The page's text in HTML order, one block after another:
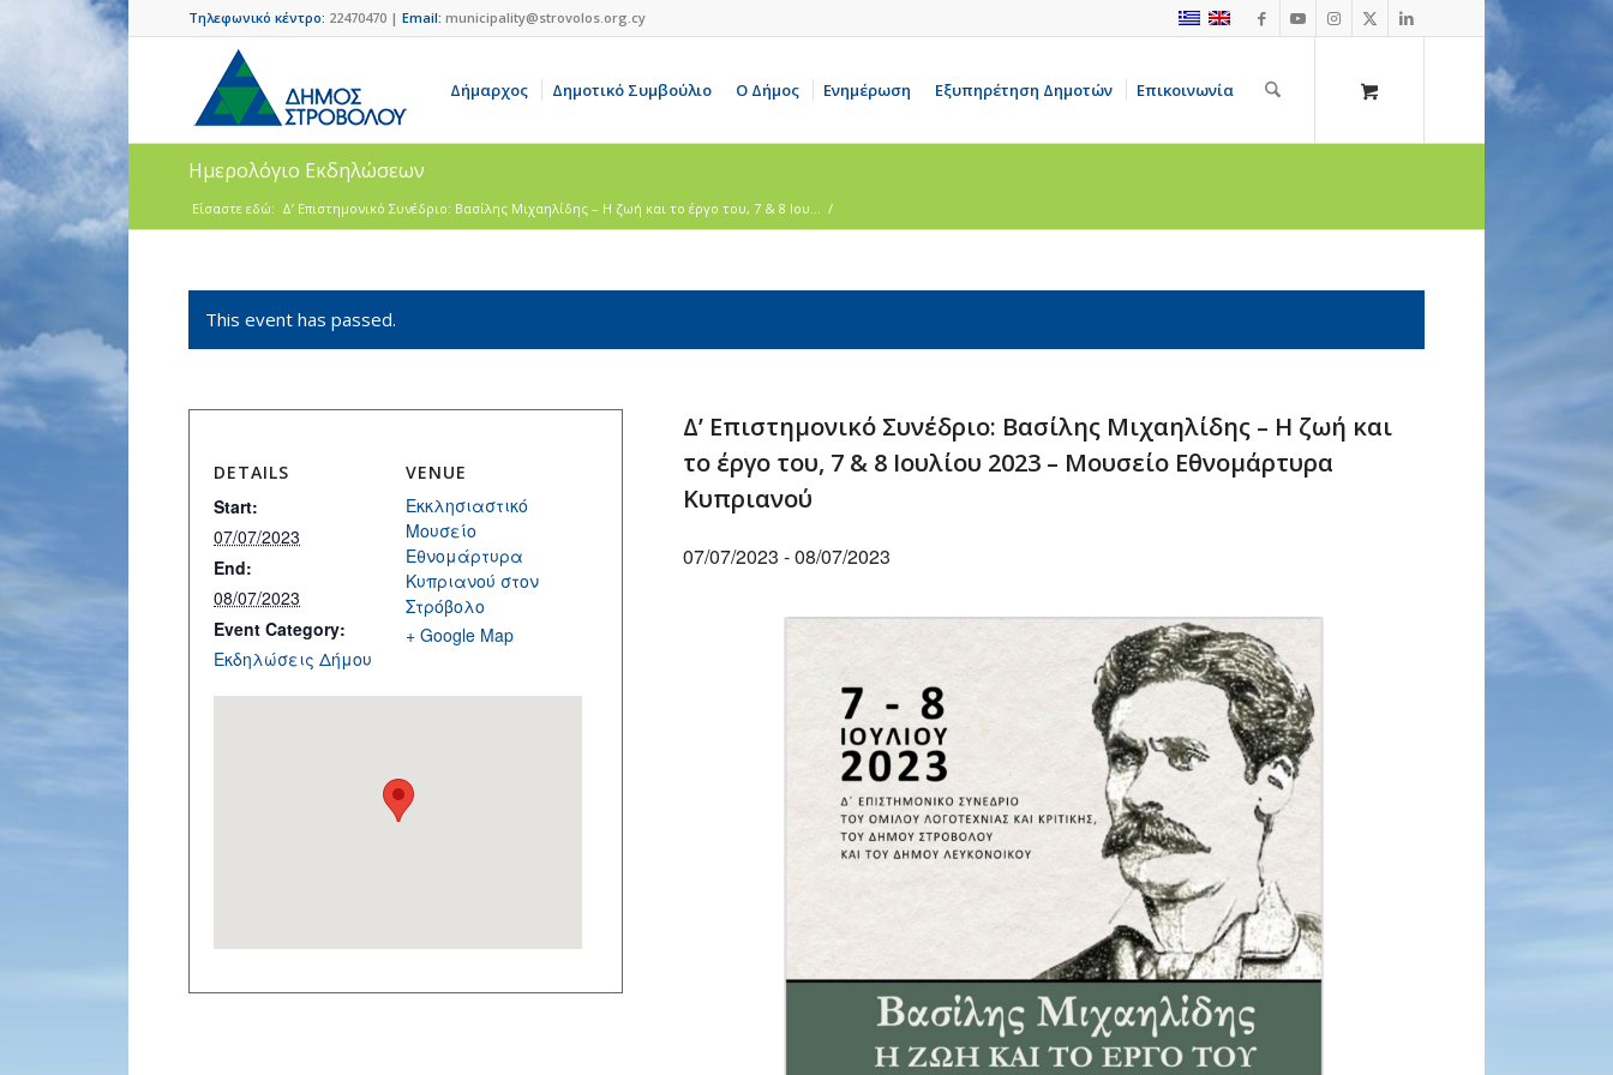
Τηλεφωνικό κέντρο: 22470470 | Email: municipality@strovolos.org.cy
Δήμαρχος Δημοτικό Συμβούλιο Ο Δήμος Ενημέρωση Εξυπηρέτηση Δημοτών Επικοινωνία
Ημερολόγιο Εκδηλώσεων
Είσαστε εδώ: Δ’ Επιστημονικό Συνέδριο: Βασίλης Μιχαηλίδης – Η ζωή και το έργο του, 7 & 8 Ιου... /
This event has passed.
Δ’ Επιστημονικό Συνέδριο: Βασίλης Μιχαηλίδης – Η ζωή και
το έργο του, 7 & 8 Ιουλίου 2023 – Μουσείο Εθνομάρτυρα
Κυπριανού
07/07/2023 -08/07/2023
DETAILS
Start:
07/07/2023
End:
08/07/2023
Event Category:
Εκδηλώσεις Δήμου
VENUE
Εκκλησιαστικό
Μουσείο
Εθνομάρτυρα
Κυπριανού στον
Στρόβολο
+ Google Map